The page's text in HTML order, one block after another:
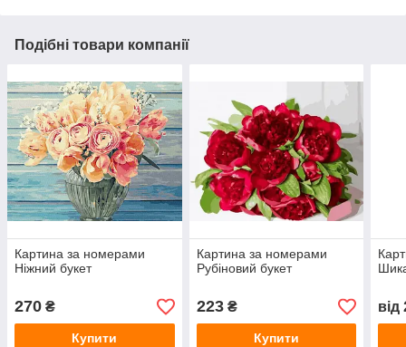
Подібні товари компанії
Картина за номерами
Ніжний букет
270 ₴
Купити
Картина за номерами
Рубіновий букет
223₴
Купити
від